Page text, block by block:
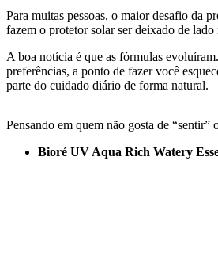
Para muitas pessoas, o maior desafio da
fazem o protetor solar ser deixado de
A boa notícia é que as fórmulas
preferências, a ponto de fazer você
parte do cuidado diário de forma natural.
Pensando em quem não gosta de “sentir”
Bioré UV Aqua Rich Watery